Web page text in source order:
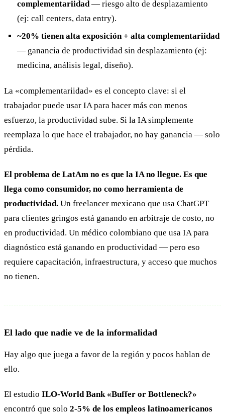
complementariidad— riesgo alto de desplazamiento
(ej: call centers, data entry).
~20% tienen alta exposición + alta complementariidad
— ganancia de productividad sin desplazamiento (ej:
medicina, análisis legal, diseño).
La «complementariidad» es el concepto clave: si el
trabajador puede usar IA para hacer más con menos
esfuerzo, la productividad sube. Si la IA simplemente
reemplaza lo que hace el trabajador, no hay ganancia — solo
pérdida.
El problema de LatAm no es que la IA no llegue. Es que
llega como consumidor, no como herramienta de
productividad. Un freelancer mexicano que usa ChatGPT
para clientes gringos está ganando en arbitraje de costo, no
en productividad. Un médico colombiano que usa IA para
diagnóstico está ganando en productividad — pero eso
requiere capacitación, infraestructura, y acceso que muchos
no tienen.
El lado que nadie ve de la informalidad
Hay algo que juega a favor de la región y pocos hablan de
ello.
El estudio ILO-World Bank «Buffer or Bottleneck?»
encontró que solo 2-5% de los empleos latinoamericanos